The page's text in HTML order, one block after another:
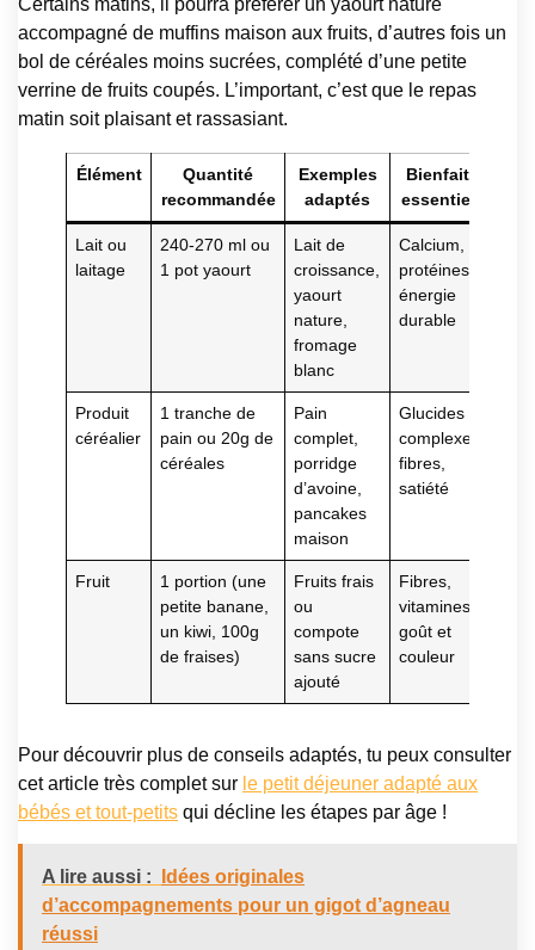
accompagné de muffins maison aux fruits, d’autres fois un
bol de céréales moins sucrées, complété d’une petite
verrine de fruits coupés. L’important, c’est que le repas
matin soit plaisant et rassasiant.
Élément
Quantité
recommandée
Exemples
adaptés
Bienfaits
essentiels
Lait ou
laitage
240-270 ml ou
1 pot yaourt
Lait de
croissance,
yaourt
nature,
fromage
blanc
Calcium,
protéines,
énergie
durable
Produit
céréalier
1 tranche de
pain ou 20g de
céréales
Pain
complet,
porridge
d’avoine,
pancakes
maison
Glucides
complexes,
fibres,
satiété
Fruit
1 portion (une
petite banane,
un kiwi, 100g
de fraises)
Fruits frais
ou
compote
sans sucre
ajouté
Fibres,
vitamines,
goût et
couleur
Pour découvrir plus de conseils adaptés, tu peux consulter
cet article très complet sur le petit déjeuner adapté aux
bébés et tout-petits qui décline les étapes par âge !
A lire aussi :
Idées originales
d’accompagnements pour un gigot d’agneau
réussi